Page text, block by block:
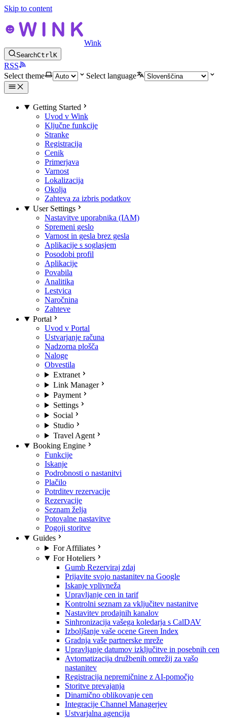
Skip to content
Wink
SearchCtrlK
RSS
Select theme
Select language
Getting Started
Uvod v Wink
Ključne funkcije
Stranke
Registracija
Cenik
Primerjava
Varnost
Lokalizacija
Okolja
Zahteva za izbris podatkov
User Settings
Nastavitve uporabnika (IAM)
Spremeni geslo
Varnost in gesla brez gesla
Aplikacije s soglasjem
Posodobi profil
Aplikacije
Povabila
Analitika
Lestvica
Naročnina
Zahteve
Portal
Uvod v Portal
Ustvarjanje računa
Nadzorna plošča
Naloge
Obvestila
Extranet
Link Manager
Payment
Settings
Social
Studio
Travel Agent
Booking Engine
Funkcije
Iskanje
Podrobnosti o nastanitvi
Plačilo
Potrditev rezervacije
Rezervacije
Seznam želja
Potovalne nastavitve
Pogoji storitve
Guides
For Affiliates
For Hoteliers
Gumb Rezerviraj zdaj
Prijavite svojo nastanitev na Google
Iskanje vplivneža
Upravljanje cen in tarif
Kontrolni seznam za vključitev nastanitve
Nastavitev prodajnih kanalov
Sinhronizacija vašega koledarja s CalDAV
Izboljšanje vaše ocene Green Index
Gradnja vaše partnerske mreže
Upravljanje datumov izključitve in posebnih cen
Avtomatizacija družbenih omrežij za vašo
nastanitev
Registracija nepremičnine z AI-pomočjo
Storitve prevajanja
Dinamično oblikovanje cen
Integracije Channel Managerjev
Ustvarjalna agencija